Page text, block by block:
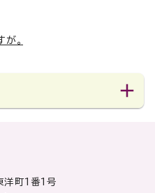
。
町1番1号